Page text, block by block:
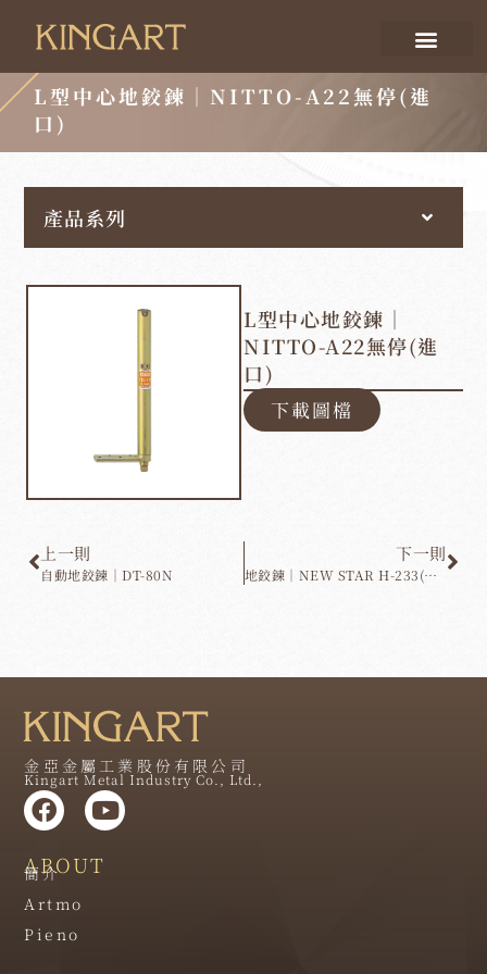
L型中心地鉸鍊｜NITTO-A22無停(進
口)
產品系列
L型中心地鉸鍊｜
NITTO-A22無停(進
口)
下載圖檔
上一則
自動地鉸鍊｜DT-80N
下一則
地鉸鍊｜NEW STAR H-233(進口)
金亞金屬工業股份有限公司
Kingart Metal Industry Co., Ltd.,
ABOUT
簡介
Artmo
Pieno